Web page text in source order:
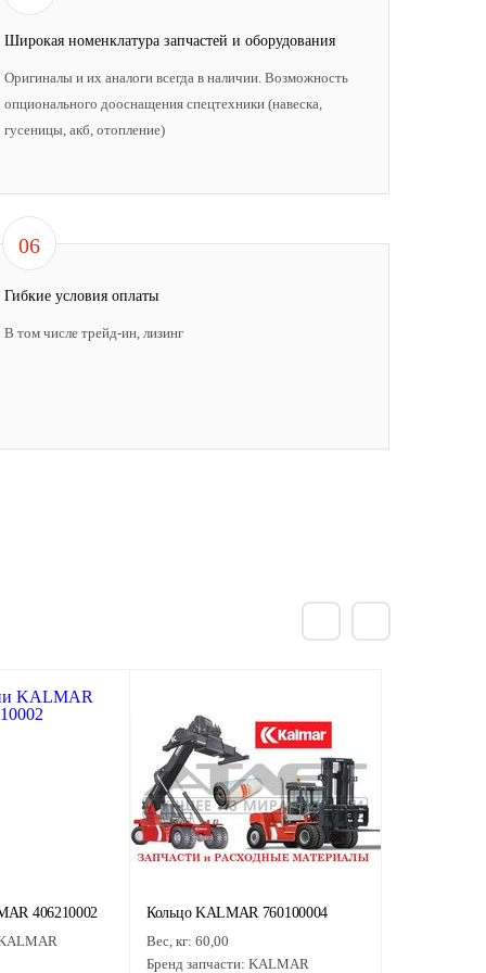
Широкая номенклатура запчастей и оборудования
Оригиналы и их аналоги всегда в наличии. Возможность
опционального дооснащения спецтехники (навеска,
гусеницы, акб, отопление)
06
Гибкие условия оплаты
В том числе трейд-ин, лизинг
406210002
Кольцо KALMAR 760100004
Вес, кг: 60,00
Бренд запчасти: KALMAR